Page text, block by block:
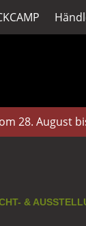
August bis
&